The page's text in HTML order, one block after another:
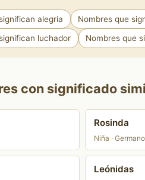
alegria Nombres que
luchador Nombres que
con significado
Rosinda
Niña · Germano
Leónidas